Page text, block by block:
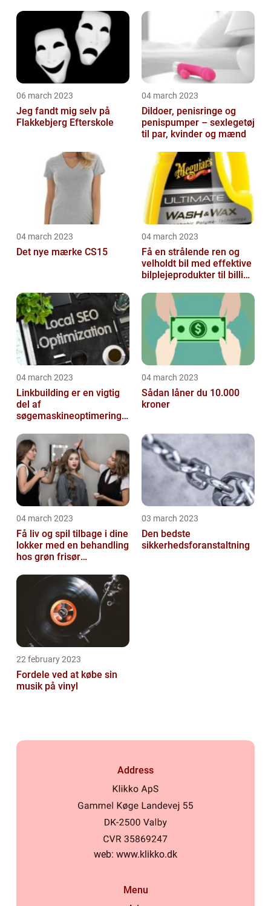
06 march 2023
Jeg fandt mig selv på
Flakkebjerg Efterskole
04 march 2023
Dildoer, penisringe og
penispumper – sexlegetøj
til par, kvinder og mænd
04 march 2023
Det nye mærke CS15
04 march 2023
Få en strålende ren og
velholdt bil med effektive
bilplejeprodukter til billige
04 march 2023
Linkbuilding er en vigtig
del af
søgemaskineoptimeringe
04 march 2023
Sådan låner du 10.000
kroner
04 march 2023
Få liv og spil tilbage i dine
lokker med en behandling
hos grøn frisør
03 march 2023
Den bedste
sikkerhedsforanstaltning
22 february 2023
Fordele ved at købe sin
musik på vinyl
Address
web: www.klikko.dk
Menu